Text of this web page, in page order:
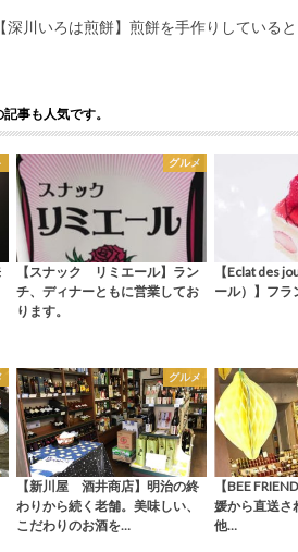
【深川いろは煎餅】煎餅を手作りしている
事も人気です。
グルメ
【スナック リミエール】ラン
チ、ディナーともに営業してお
ります。
【Eclat des
ール）】フ
グルメ
【新川屋 酒井商店】明治の終
わりから続く老舗。美味しい、
こだわりのお酒を…
【BEE
媛から直送さ
他…